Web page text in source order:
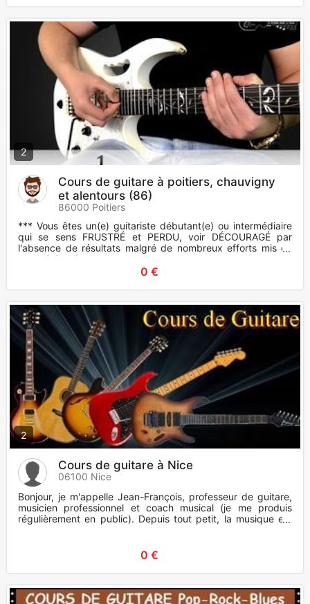
2
Cours de guitare à poitiers, chauvigny
et alentours (86)
86000 Poitiers
*** Vous êtes un(e) guitariste débutant(e) ou intermédiaire
qui se sens FRUSTRÉ et PERDU, voir DÉCOURAGÉ par
l'absence de résultats malgré de nombreux efforts mis en
place ? Ou bie
0 €
2
Cours de guitare à Nice
06100 Nice
Bonjour, je m'appelle Jean-François, professeur de guitare,
musicien professionnel et coach musical (je me produis
régulièrement en public). Depuis tout petit, la musique est
0 €